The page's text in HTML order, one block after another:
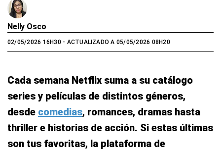
Nelly Osco
02/05/2026 16H30- ACTUALIZADO A 05/05/2026 08H20
Cada semana Netflix suma a su catálogo
series y películas de distintos géneros,
desde comedias, romances, dramas hasta
thriller e historias de acción. Si estas últimas
son tus favoritas, la plataforma de